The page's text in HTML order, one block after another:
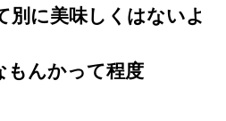
別に美味しくはないよ
もんかって程度